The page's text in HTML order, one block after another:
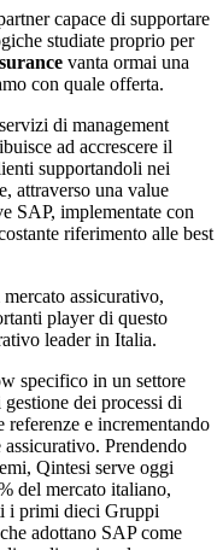
capace di supportare
studiate proprio per
vanta ormai una
con quale offerta.
di management
ad accrescere il
supportandoli nei
attraverso una value
SAP, implementate con
riferimento alle best
assicurativo,
player di questo
leader in Italia.
specifico in un settore
dei processi di
referenze e incrementando
assicurativo. Prendendo
Qintesi serve oggi
del mercato italiano,
i primi dieci Gruppi
adottano SAP come